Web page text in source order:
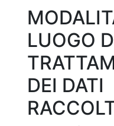
LUOGO
DEI DATI